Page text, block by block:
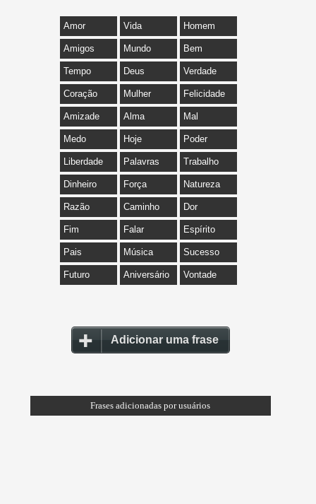
Amor Vida Homem
Amigos Mundo Bem
Tempo Deus Verdade
Coração Mulher Felicidade
Amizade Alma Mal
Medo Hoje Poder
Liberdade Palavras Trabalho
Dinheiro Força Natureza
Razão Caminho Dor
Fim Falar Espírito
Pais Música Sucesso
Futuro Aniversário Vontade
Adicionar uma frase
Frases adicionadas por usuários